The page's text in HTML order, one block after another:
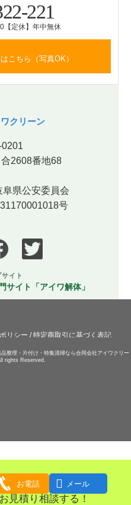
221
【定休】年中無休
こちら（写真OK）
クリーン
2608番地68
県公安委員会
号
イト
サイト「アイワ解体」
リシー /特定商取引に基づく表記
整理・片付け・特集清掃なら合同会社アイワクリー
rights Reserved.
お電話  メール
見積り相談する！